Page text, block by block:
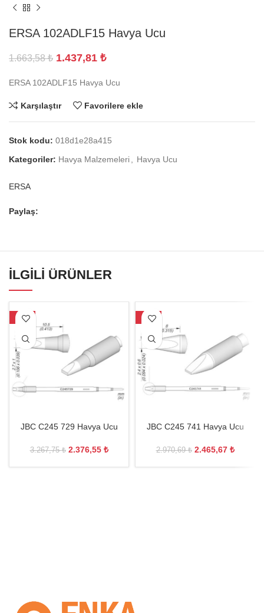
ERSA 102ADLF15 Havya Ucu
1.663,58₺ 1.437,81 ₺
ERSA 102ADLF15 Havya Ucu
Karşılaştır Favorilere ekle
Stok kodu: 018d1e28a415
Kategoriler: Havya Malzemeleri Havya Ucu
ERSA
Paylaş:
İLGILI ÜRÜNLER
-27%
JBC C245 729 Havya Ucu
3.267,75₺ 2.376,55 ₺
-17%
JBC C245 741 Havya Ucu
2.970,69₺ 2.465,67 ₺